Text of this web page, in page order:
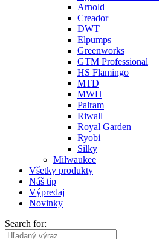
Arnold
Creador
DWT
Elpumps
Greenworks
GTM Professional
HS Flamingo
MTD
MWH
Palram
Riwall
Royal Garden
Ryobi
Silky
Milwaukee
Všetky produkty
Náš tip
Výpredaj
Novinky
Search for: